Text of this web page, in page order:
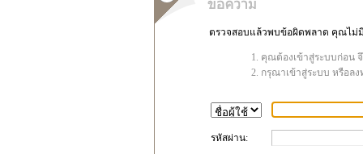
ตรวจสอบแล้วพบข้อผิดพลาด คุณไม่
คุณต้องเข้าสู่ระบบก่อน
กรุณาเข้าสู่ระบบ หรือลง
รหัสผ่าน: